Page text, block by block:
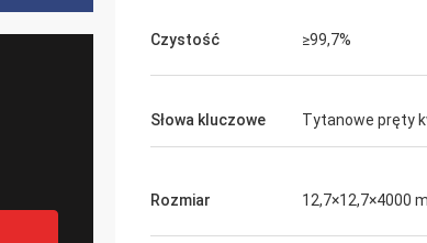
Czystość ≥99,7%
Słowa kluczowe Tytanowe pręty
Rozmiar 12,7×12,7×4000